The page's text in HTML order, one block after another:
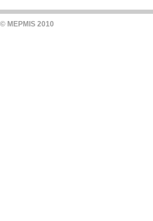
© MEPMIS 2010